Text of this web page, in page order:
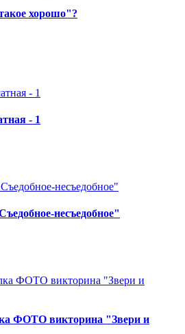
хорошо"?
- 1
несъедобное"
ФОТО викторина "Звери и